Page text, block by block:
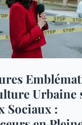
Urbaine
Sociaux :